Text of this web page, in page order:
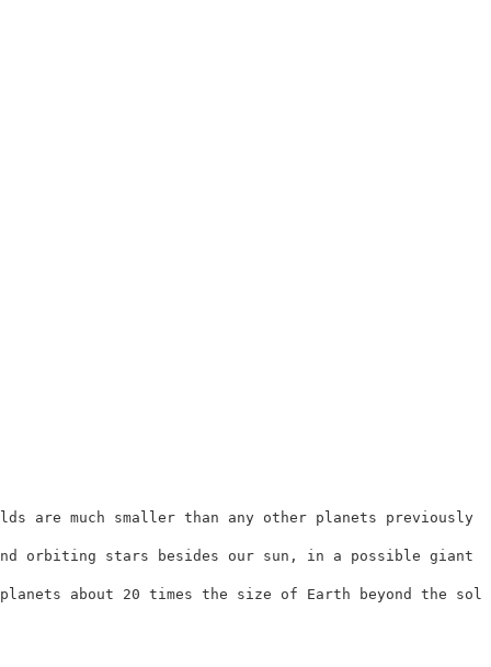
much smaller than any other planets previously
orbiting stars besides our sun, in a possible